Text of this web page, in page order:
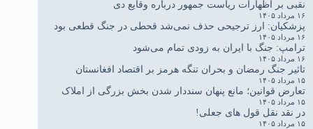
نقبی بر اظهارات ریاست جمهور درباره وقایع دی
۱۶ مرداد ۱۴۰۵
پزشکیان: ارز ترجیحی حذف نمی‌شد قحطی در جنگ قطعی بود
۱۶ مرداد ۱۴۰۵
ترامپ: جنگ با ایران به زودی تمام می‌شود
۱۶ مرداد ۱۴۰۵
تاثیر جنگ رمضان و بحران تنگه هرمز بر اقتصاد افغانستان
۱۵ مرداد ۱۴۰۵
تعارض قوانین؛ مانع پنهان سنددار شدن بخش بزرگی از املاک
۱۵ مرداد ۱۴۰۵
در نقد نقل قول های جعلی!
۱۵ مرداد ۱۴۰۵